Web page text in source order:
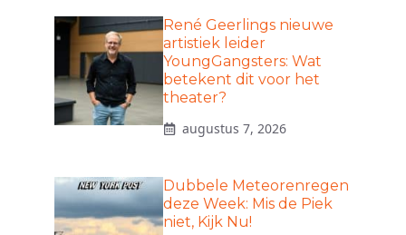
René Geerlings nieuwe
artistiek leider
YoungGangsters: Wat
betekent dit voor het
theater?
augustus 7, 2026
Dubbele Meteorenregen
deze Week: Mis de Piek
niet, Kijk Nu!